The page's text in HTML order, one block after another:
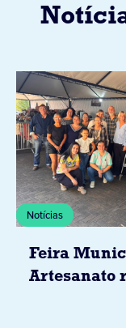
Notícias
Feira
Artesanato